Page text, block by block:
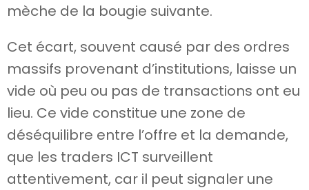
mèche de la bougie suivante.
Cet écart, souvent causé par des ordres
massifs provenant d’institutions, laisse un
vide où peu ou pas de transactions ont eu
lieu. Ce vide constitue une zone de
déséquilibre entre l’offre et la demande,
que les traders ICT surveillent
attentivement, car il peut signaler une